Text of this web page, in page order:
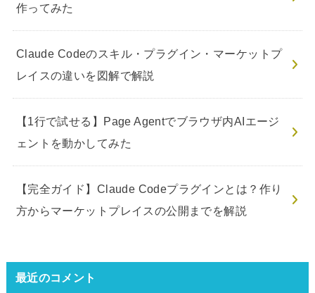
作ってみた
Claude Codeのスキル・プラグイン・マーケットプ
レイスの違いを図解で解説
【1行で試せる】Page Agentでブラウザ内AIエージ
ェントを動かしてみた
【完全ガイド】Claude Codeプラグインとは？作り
方からマーケットプレイスの公開までを解説
最近のコメント